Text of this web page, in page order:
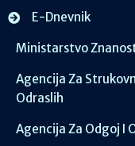
E-Dnevnik
Ministarstvo
Agencija Za
Odraslih
Agencija Za Odgoj I